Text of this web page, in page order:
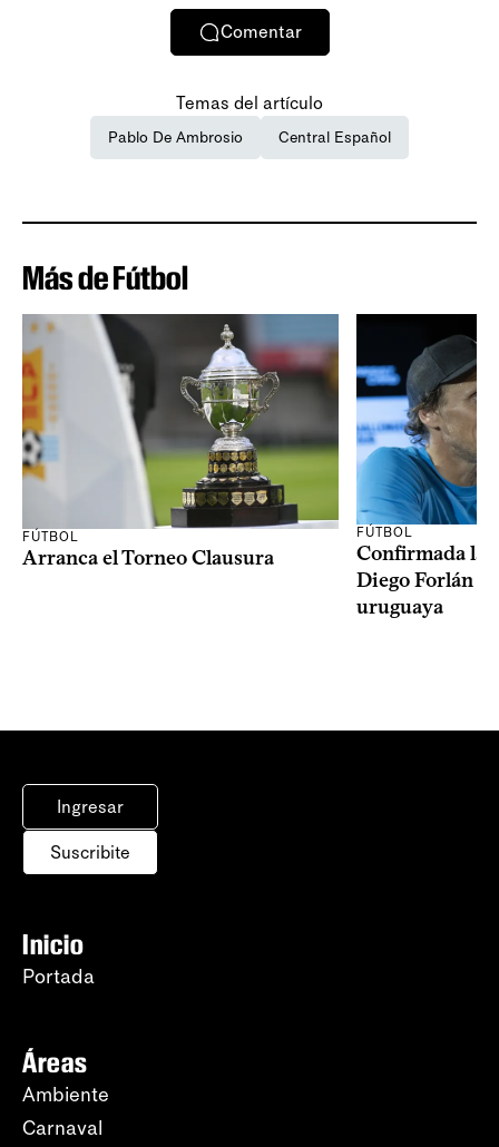
Comentar
Temas del artículo
Pablo De Ambrosio Central Español
Más de Fútbol
FÚTBOL
Arranca el Torneo Clausura
FÚTBOL
Confirmada la
Diego Forlán
uruguaya
Ingresar
Suscribite
Inicio
Portada
Áreas
Ambiente
Carnaval